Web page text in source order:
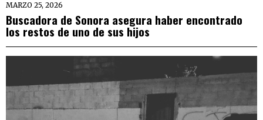
MARZO 25, 2026
Buscadora de Sonora asegura haber encontrado
los restos de uno de sus hijos